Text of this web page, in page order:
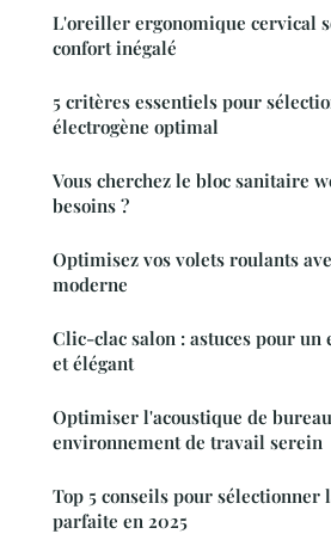
L'oreiller ergonomique cervical
confort inégalé
5 critères essentiels pour
électrogène optimal
Vous cherchez le bloc sanitaire
besoins ?
Optimisez vos volets roulants
moderne
Clic-clac salon : astuces pour un
et élégant
Optimiser l'acoustique de
environnement de travail serein
Top 5 conseils pour sélectionner
parfaite en 2025